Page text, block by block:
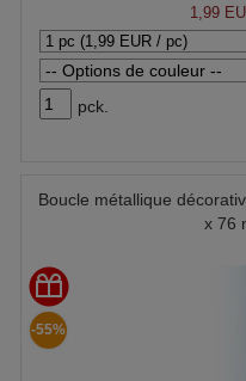
1,99
pck.
Boucle métallique
x 76
-55%